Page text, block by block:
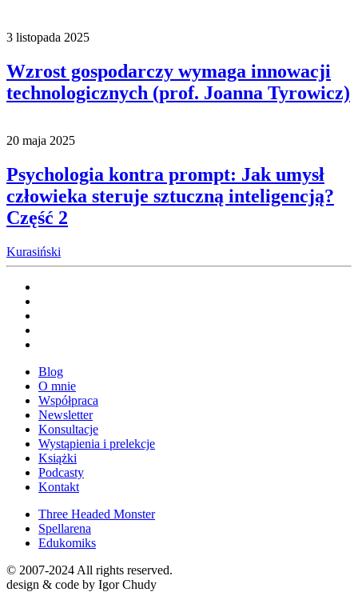
3 listopada 2025
Wzrost gospodarczy wymaga innowacji
technologicznych (prof. Joanna Tyrowicz)
20 maja 2025
Psychologia kontra prompt: Jak umysł
człowieka steruje sztuczną inteligencją?
Część 2
Kurasiński
Blog
O mnie
Współpraca
Newsletter
Konsultacje
Wystąpienia i prelekcje
Książki
Podcasty
Kontakt
Three Headed Monster
Spellarena
Edukomiks
© 2007-2024 All rights reserved.
design & code by Igor Chudy